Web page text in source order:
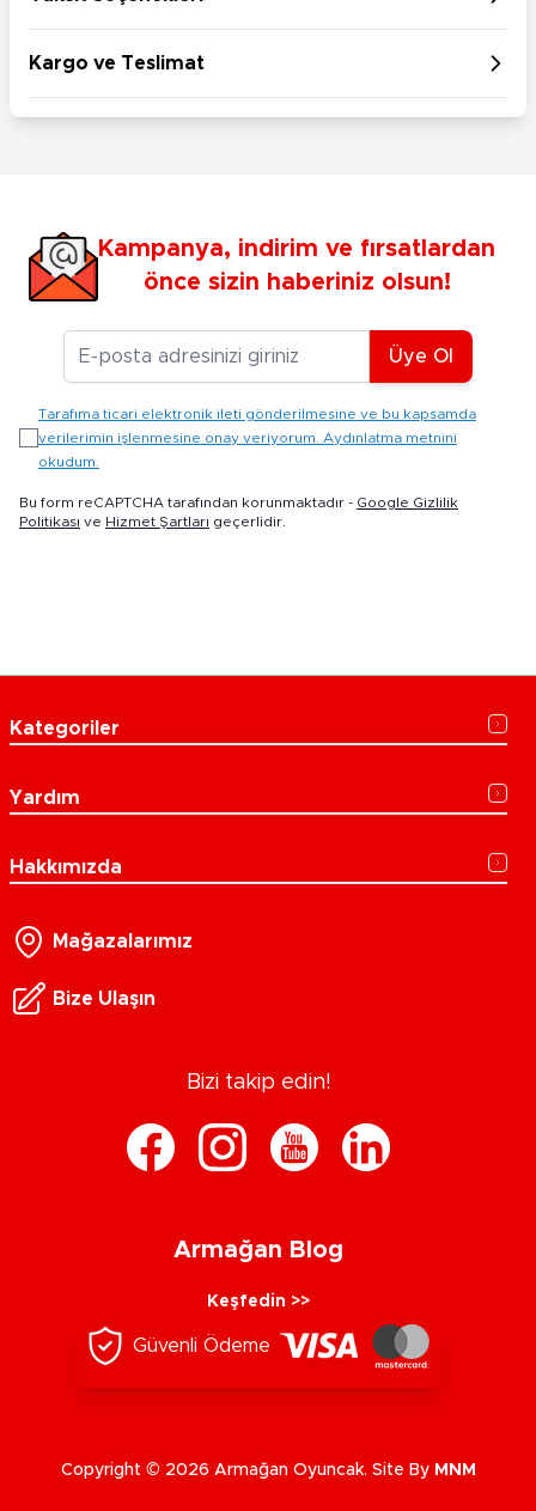
Kargo ve Teslimat
Kampanya, indirim ve fırsatlardan
önce sizin haberiniz olsun!
E-posta Adresiniz
Üye Ol
Tarafıma ticari elektronik ileti gönderilmesine ve bu kapsamda
verilerimin işlenmesine onay veriyorum. Aydınlatma metnini
okudum.
Bu form reCAPTCHA tarafından korunmaktadır - Google Gizlilik
Politikası ve Hizmet Şartları geçerlidir.
Kategoriler
Yardım
Hakkımızda
Mağazalarımız
Bize Ulaşın
Bizi takip edin!
Armağan Blog
Keşfedin >>
Güvenli Ödeme
Copyright © 2026 Armağan Oyuncak. Site By MNM